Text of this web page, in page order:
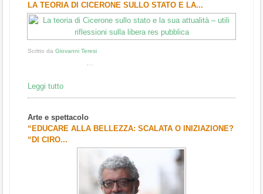
LA TEORIA DI CICERONE SULLO STATO E LA...
Scritto da Giovanni Teresi
...
Leggi tutto
Arte e spettacolo
“EDUCARE ALLA BELLEZZA: SCALATA O INIZIAZIONE?
“DI CIRO...